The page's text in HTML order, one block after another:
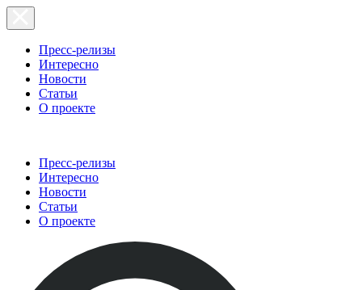
Пресс-релизы
Интересно
Новости
Статьи
О проекте
Пресс-релизы
Интересно
Новости
Статьи
О проекте